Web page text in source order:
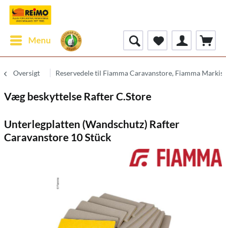
Menu
Oversigt Reservedele til Fiamma Caravanstore, Fiamma
Væg beskyttelse Rafter C.Store
Unterlegplatten (Wandschutz) Rafter
Caravanstore 10 Stück